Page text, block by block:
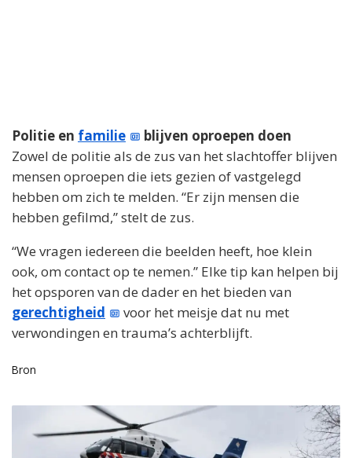
Politie en familie
blijven oproepen doen
Zowel de politie als de zus van het slachtoffer blijven
mensen oproepen die iets gezien of vastgelegd
hebben om zich te melden. “Er zijn mensen die
hebben gefilmd,” stelt de zus.
“We vragen iedereen die beelden heeft, hoe klein
ook, om contact op te nemen.” Elke tip kan helpen bij
het opsporen van de dader en het bieden van
gerechtigheid
voor het meisje dat nu met
verwondingen en trauma’s achterblijft.
Bron